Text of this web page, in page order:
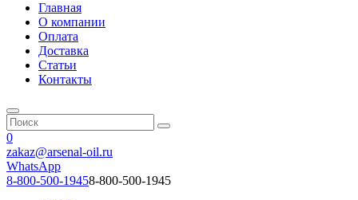
Главная
О компании
Оплата
Доставка
Статьи
Контакты
0
zakaz@arsenal-oil.ru
WhatsApp
8-800-500-19458-800-500-1945